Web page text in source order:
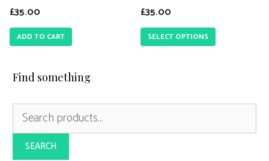
£35.00
ADD TO CART
£35.00
SELECT OPTIONS
Find something
Search
for:
SEARCH